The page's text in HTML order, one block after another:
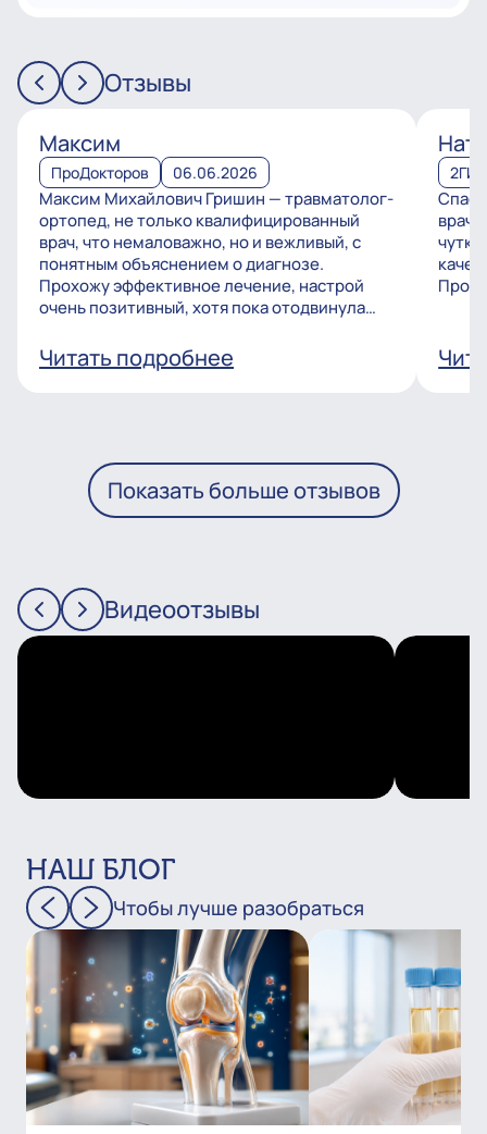
Отзывы
Максим
ПроДокторов 06.06.2026
Максим Михайлович Гришин — травматолог-
ортопед, не только квалифицированный
врач, что немаловажно, но и вежливый, с
понятным объяснением о диагнозе.
Прохожу эффективное лечение, настрой
очень позитивный, хотя пока отодвинула
Читать подробнее
Показать больше отзывов
Видеоотзывы
НАШ БЛОГ
Чтобы лучше разобраться